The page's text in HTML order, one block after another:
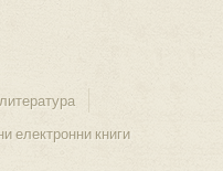
електронни книги